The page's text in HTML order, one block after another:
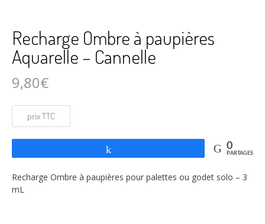
Recharge Ombre à paupières
Aquarelle – Cannelle
9,80€
0
PARTAGES
Recharge Ombre à paupières pour palettes ou godet solo – 3
mL